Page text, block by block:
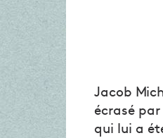
Jacob
écrasé
qui lui a